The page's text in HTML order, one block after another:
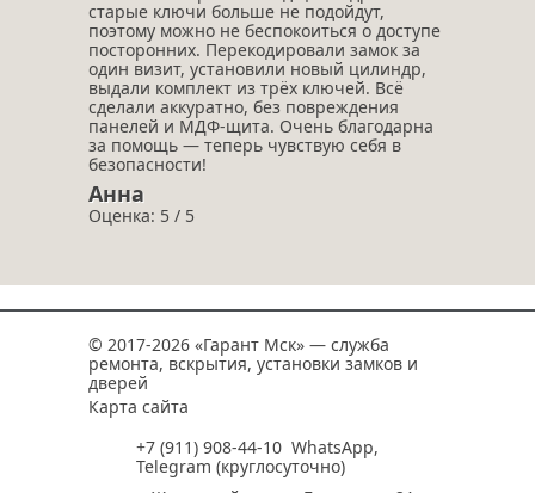
старые ключи больше не подойдут,
поэтому можно не беспокоиться о доступе
посторонних. Перекодировали замок за
один визит, установили новый цилиндр,
выдали комплект из трёх ключей. Всё
сделали аккуратно, без повреждения
панелей и МДФ‑щита. Очень благодарна
за помощь — теперь чувствую себя в
безопасности!
Анна
Оценка: 5 / 5
© 2017-2026 «Гарант Мск» — служба
ремонта, вскрытия, установки замков и
дверей
Карта сайта
+7 (911) 908-44-10 WhatsApp,
Telegram (круглосуточно)